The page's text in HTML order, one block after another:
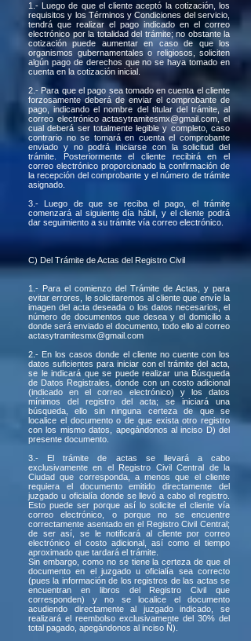
1.- Luego de que el cliente aceptó la cotización, los
requisitos y los Términos y Condiciones del servicio,
tendrá que realizar el pago indicado en el correo
electrónico por la totalidad del trámite; no obstante la
cotización puede aumentar en caso de que los
organismos gubernamentales o religiosos, soliciten
algún pago de derechos que no se haya tomado en
cuenta en la cotización inicial.
2.- Para que el pago sea tomado en cuenta el cliente
forzosamente deberá de enviar el comprobante de
pago, indicando el nombre del titular del trámite, al
correo electrónicoactasytramitesmx@gmail.com , el
cual deberá ser totalmente legible y completo, caso
contrario no se tomará en cuenta el comprobante
enviado y no podrá iniciarse con la solicitud del
trámite. Posteriormente el cliente recibirá en el
correo electrónico proporcionado la confirmación de
la recepción del comprobante y el número de trámite
asignado.
3.- Luego de que se reciba el pago, el trámite
comenzará al siguiente día hábil, y el cliente podrá
dar seguimiento a su trámite vía correo electrónico.
C) Del Trámite de Actas del Registro Civil
1.- Para el comienzo del Trámite de Actas, y para
evitar errores, le solicitaremos al cliente que envíe la
imagen del acta deseada o los datos necesarios, el
número de documentos que desea y el domicilio a
donde será enviado el documento, todo ello al correo
actasytramitesmx@gmail.com
2.- En los casos donde el cliente no cuente con los
datos suficientes para iniciar con el trámite del acta,
se le indicará que se puede realizar una Búsqueda
de Datos Registrales, donde con un costo adicional
(indicado en el correo electrónico) y los datos
mínimos del registro del acta; se iniciará una
búsqueda, ello sin ninguna certeza de que se
localice el documento o de que exista otro registro
con los mismo datos, apegándonos al inciso D) del
presente documento.
3.- El trámite de actas se llevará a cabo
exclusivamente en el Registro Civil Central de la
Ciudad que corresponda, a menos que el cliente
requiera el documento emitido directamente del
juzgado u oficialía donde se llevó a cabo el registro.
Esto puede ser porque así lo solicite el cliente vía
correo electrónico, o porque no se encuentre
correctamente asentado en el Registro Civil Central;
de ser así, se le notificará al cliente por correo
electrónico el costo adicional, así como el tiempo
aproximado que tardará el trámite.
Sin embargo, como no se tiene la certeza de que el
documento en el juzgado u oficialía sea correcto
(pues la información de los registros de las actas se
encuentran en libros del Registro Civil que
corresponden) y no se localice el documento
acudiendo directamente al juzgado indicado, se
realizará el reembolso exclusivamente del 30% del
total pagado, apegándonos al inciso Ñ).